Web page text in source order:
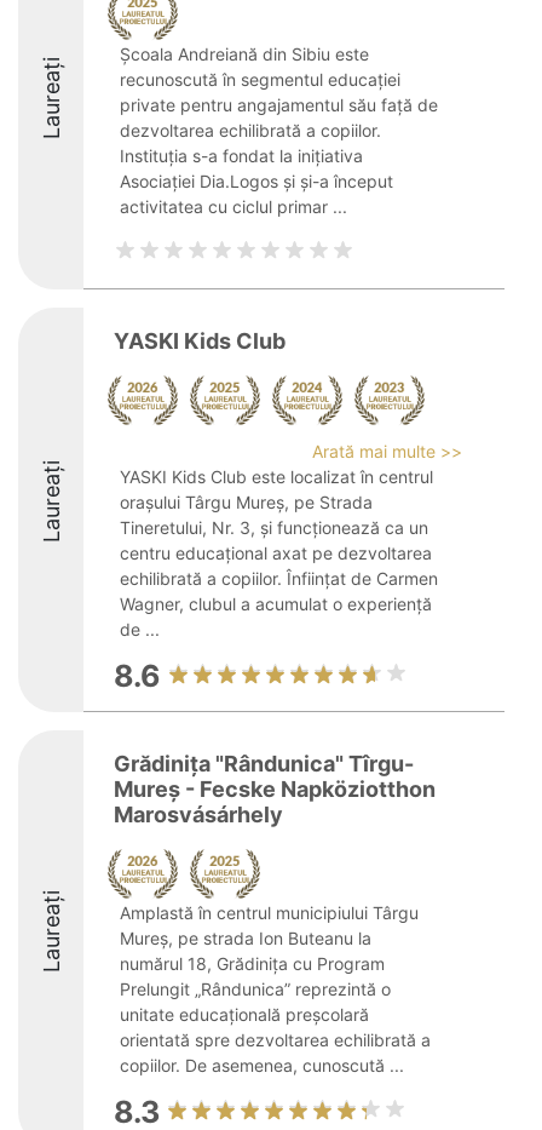
Laureați
Școala Andreiană din Sibiu este
recunoscută în segmentul educației
private pentru angajamentul său față de
dezvoltarea echilibrată a copiilor.
Instituția s-a fondat la inițiativa
Asociației Dia.Logos și și-a început
activitatea cu ciclul primar ...
Laureați
YASKI Kids Club
Arată mai multe >>
YASKI Kids Club este localizat în centrul
orașului Târgu Mureș, pe Strada
Tineretului, Nr. 3, și funcționează ca un
centru educațional axat pe dezvoltarea
echilibrată a copiilor. Înființat de Carmen
Wagner, clubul a acumulat o experiență
de ...
8.6
Laureați
Grădiniţa "Rândunica" Tîrgu-
Mureş - Fecske Napköziotthon
Marosvásárhely
Amplastă în centrul municipiului Târgu
Mureș, pe strada Ion Buteanu la
numărul 18, Grădinița cu Program
Prelungit „Rândunica” reprezintă o
unitate educațională preșcolară
orientată spre dezvoltarea echilibrată a
copiilor. De asemenea, cunoscută ...
8.3